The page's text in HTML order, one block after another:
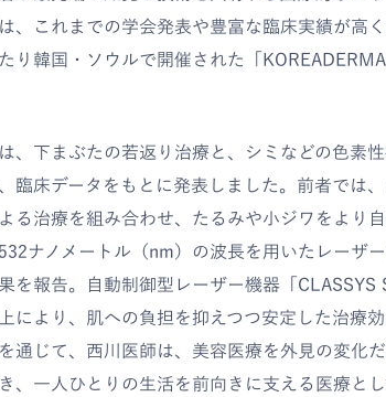
、これまでの学会発表や豊富な臨床実績が高
り韓国・ソウルで開催された「
、下まぶたの若返り治療と、シミなどの色素
臨床データをもとに発表しました。前者では
る治療を組み合わせ、たるみや小ジワをより
ナノメートル（nm）の波長を用いたレーザ
を報告。自動制御型レーザー機器「
により、肌への負担を抑えつつ安定した治療
通じて、西川医師は、美容医療を外見の変化
、一人ひとりの生活を前向きに支える医療と